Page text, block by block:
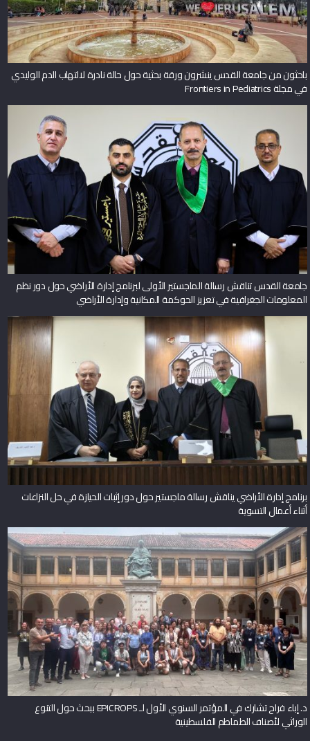
باحثون من جامعة القدس ينشرون ورقة بحثية حول حالة نادرة لالتهاب الدم الوليدي
في مجلة Frontiers in Pediatrics
جامعة القدس تناقش رسالة الماجستير الأولى لبرنامج إدارة الأراضي حول دور نظم
المعلومات الجغرافية في تعزيز الحوكمة المكانية وإدارة الأراضي
برنامج إدارة الأراضي يناقش رسالة ماجستير حول دور إثبات الحيازة في حل النزاعات
أثناء أعمال التسوية
د. إباء فراح تشارك في المؤتمر السنوي الأول لـ EPICROPS ببحث حول التنوع
الوراثي لأصناف الطماطم الفلسطينية